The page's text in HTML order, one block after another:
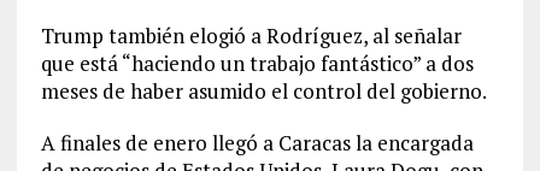
Trump también elogió a Rodríguez, al señalar
que está “haciendo un trabajo fantástico” a dos
meses de haber asumido el control del gobierno.
A finales de enero llegó a Caracas la encargada